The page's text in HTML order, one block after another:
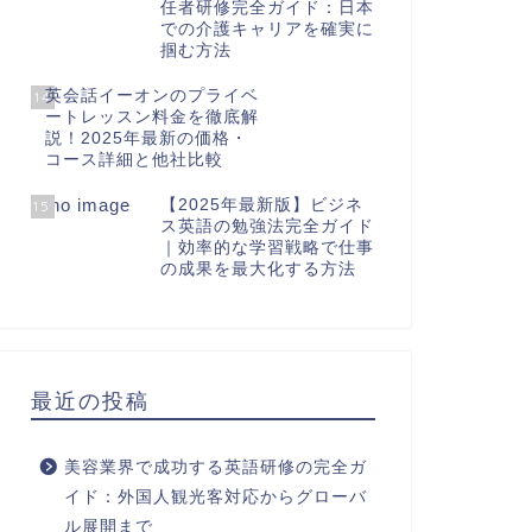
任者研修完全ガイド：日本
での介護キャリアを確実に
掴む方法
14英会話イーオンのプライベ
ートレッスン料金を徹底解
説！2025年最新の価格・
コース詳細と他社比較
15
【2025年最新版】ビジネ
ス英語の勉強法完全ガイド
｜効率的な学習戦略で仕事
の成果を最大化する方法
最近の投稿
美容業界で成功する英語研修の完全ガ
イド：外国人観光客対応からグローバ
ル展開まで